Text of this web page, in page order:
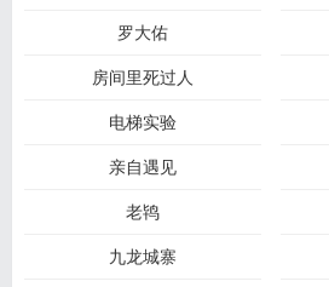
罗大佑
房间里死过人
电梯实验
亲自遇见
老鸨
九龙城寨